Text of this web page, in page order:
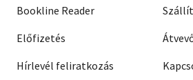
Bookline Reader
Előfizetés
Hírlevél feliratkozás